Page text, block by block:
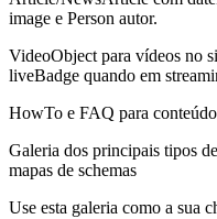
image e Person autor.
VideoObject para vídeos no
liveBadge quando em
HowTo e FAQ para
Galeria dos principais tipos
mapas de schemas
Use esta galeria como a sua